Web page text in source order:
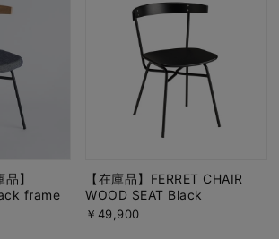
】
frame
【在庫品】FERRET CHAIR
WOOD SEAT Black
￥49,900